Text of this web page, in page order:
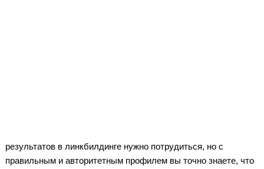
результатов в линкбилдинге нужно потрудиться, но с
правильным и авторитетным профилем вы точно знаете, что